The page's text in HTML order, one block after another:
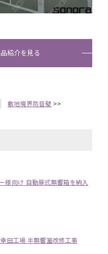
紹介を見る
敷地境界防音壁>>
様向け 自動扉式無響箱を納入
田工場 半無響室改修工事